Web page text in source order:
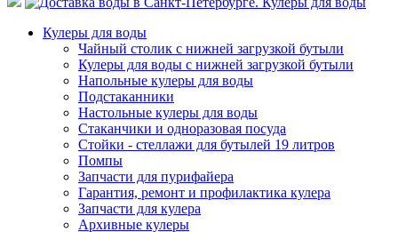
Кулеры для воды
Чайный столик с нижней загрузкой бутыли
Кулеры для воды с нижней загрузкой бутыли
Напольные кулеры для воды
Подстаканники
Настольные кулеры для воды
Стаканчики и одноразовая посуда
Стойки - стеллажи для бутылей 19 литров
Помпы
Запчасти для пурифайера
Гарантия, ремонт и профилактика кулера
Запчасти для кулера
Архивные кулеры